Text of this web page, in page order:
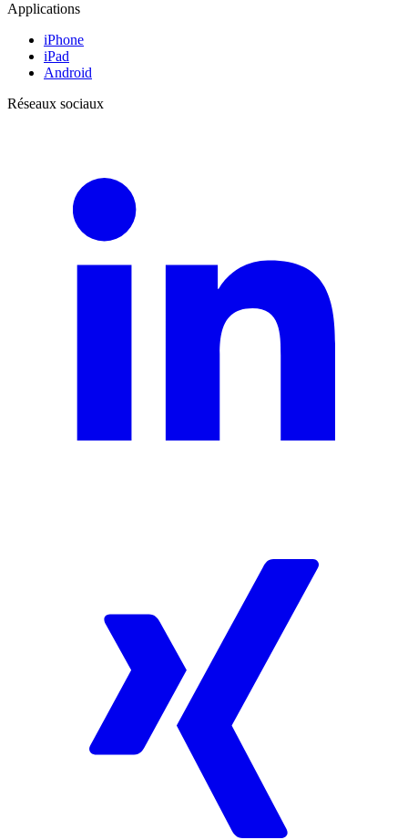
Applications
iPhone
iPad
Android
Réseaux sociaux